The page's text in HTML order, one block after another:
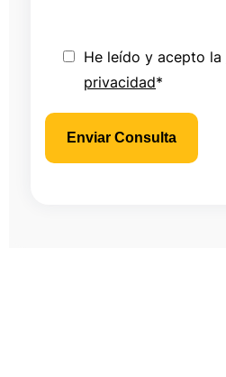
He leído y acepto la
privacidad*